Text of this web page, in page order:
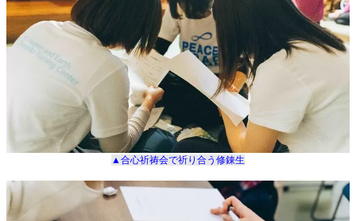
▲合心祈祷会で祈り合う修錬生